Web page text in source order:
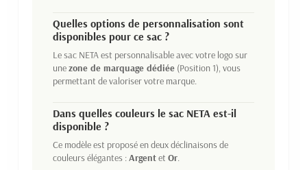
Quelles options de personnalisation sont
disponibles pour ce sac ?
Le sac NETA est personnalisable avec votre logo sur
unezone de marquage dédiée (Position 1), vous
permettant de valoriser votre marque.
Dans quelles couleurs le sac NETA est-il
disponible ?
Ce modèle est proposé en deux déclinaisons de
couleurs élégantes :Argentet Or.